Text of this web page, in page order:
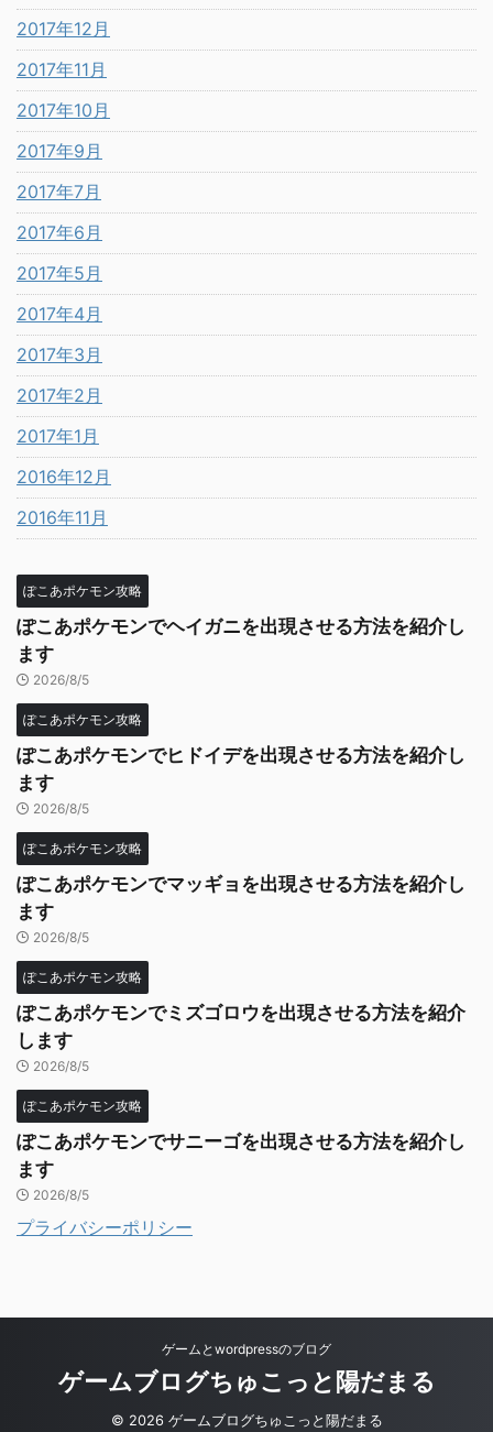
2017年12月
2017年11月
2017年10月
2017年9月
2017年7月
2017年6月
2017年5月
2017年4月
2017年3月
2017年2月
2017年1月
2016年12月
2016年11月
ぽこあポケモン攻略
ぽこあポケモンでヘイガニを出現させる方法を紹介し
ます
2026/8/5
ぽこあポケモン攻略
ぽこあポケモンでヒドイデを出現させる方法を紹介し
ます
2026/8/5
ぽこあポケモン攻略
ぽこあポケモンでマッギョを出現させる方法を紹介し
ます
2026/8/5
ぽこあポケモン攻略
ぽこあポケモンでミズゴロウを出現させる方法を紹介
します
2026/8/5
ぽこあポケモン攻略
ぽこあポケモンでサニーゴを出現させる方法を紹介し
ます
2026/8/5
プライバシーポリシー
ゲームとwordpressのブログ
ゲームブログちゅこっと陽だまる
© 2026 ゲームブログちゅこっと陽だまる